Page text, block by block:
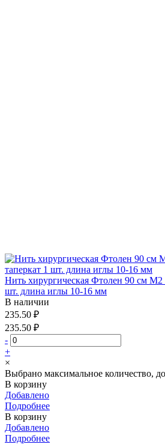
Нить хирургическая Фтолен 90 см М2
шт. длина иглы 10-16 мм
В наличии
235.50 ₽
235.50 ₽
-
+
×
Выбрано максимальное количество,
В корзину
Добавлено
Подробнее
В корзину
Добавлено
Подробнее